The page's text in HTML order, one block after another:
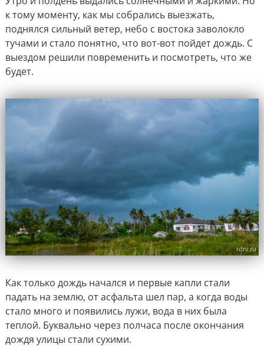
к тому моменту, как мы собрались выезжать,
поднялся сильный ветер, небо с востока заволокло
тучами и стало понятно, что вот-вот пойдет дождь. С
выездом решили повременить и посмотреть, что же
будет.
Как только дождь начался и первые капли стали
падать на землю, от асфальта шел пар, а когда воды
стало много и появились лужи, вода в них была
теплой. Буквально через полчаса после окончания
дождя улицы стали сухими.